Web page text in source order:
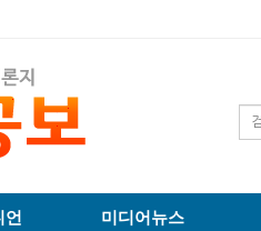
언 미디어뉴스